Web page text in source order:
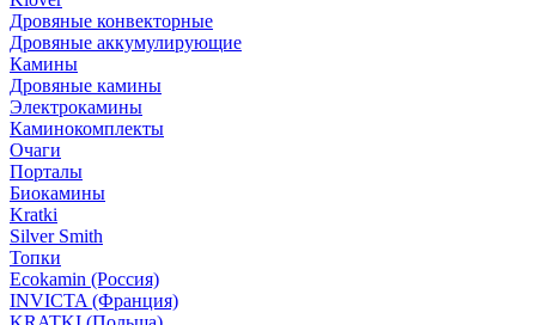
Дровяные конвекторные
Дровяные аккумулирующие
Камины
Дровяные камины
Электрокамины
Каминокомплекты
Очаги
Порталы
Биокамины
Kratki
Silver Smith
Топки
Ecokamin (Россия)
INVICTA (Франция)